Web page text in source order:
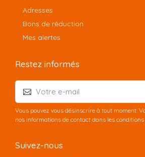
Adresses
Bons de réduction
Mes alertes
Restez informés
Vous pouvez vous désinscrire à tout moment.
nos informations de contact dans les
Suivez-nous